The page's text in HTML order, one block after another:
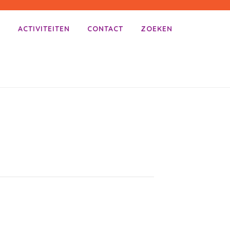
ACTIVITEITEN CONTACT ZOEKEN